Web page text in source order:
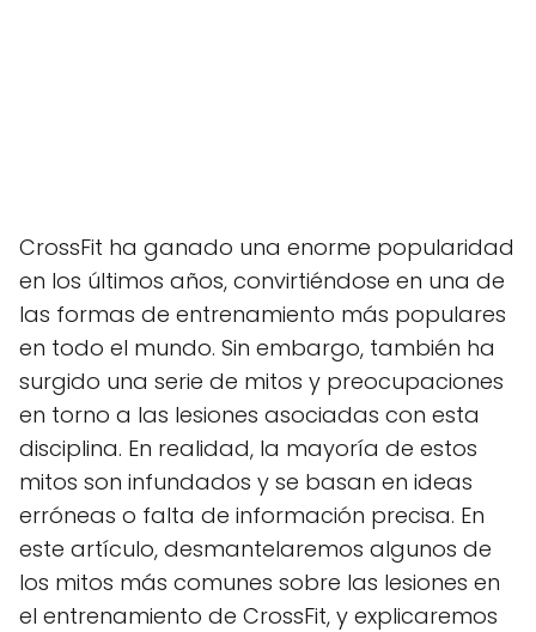
CrossFit ha ganado una enorme popularidad
en los últimos años, convirtiéndose en una de
las formas de entrenamiento más populares
en todo el mundo. Sin embargo, también ha
surgido una serie de mitos y preocupaciones
en torno a las lesiones asociadas con esta
disciplina. En realidad, la mayoría de estos
mitos son infundados y se basan en ideas
erróneas o falta de información precisa. En
este artículo, desmantelaremos algunos de
los mitos más comunes sobre las lesiones en
el entrenamiento de CrossFit, y explicaremos